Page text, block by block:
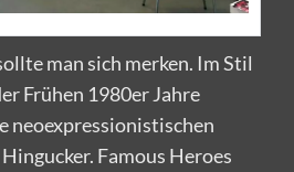
man sich merken. Im Stil
Frühen 1980er Jahre
neoexpressionistischen
Famous Heroes